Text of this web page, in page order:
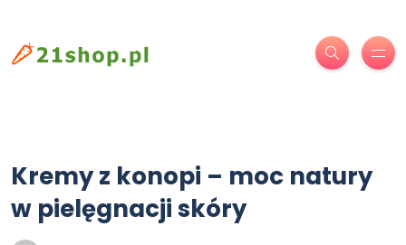
Kremy z konopi – moc natury
w pielęgnacji skóry